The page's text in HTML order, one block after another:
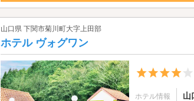
山口県 下関市菊川町大字上田部
ホテル ヴォグワン
ホテル情報
山